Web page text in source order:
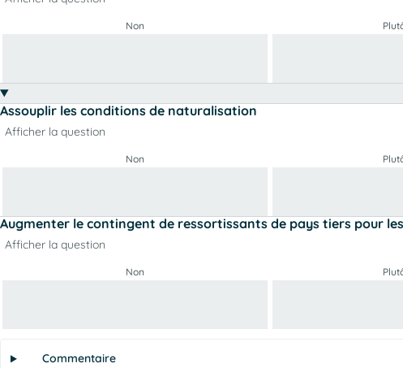
Non
Assouplir les conditions de naturalisation
Afficher la question
Non
Augmenter le contingent de ressortissants de pays tiers pour
Afficher la question
Non
Commentaire